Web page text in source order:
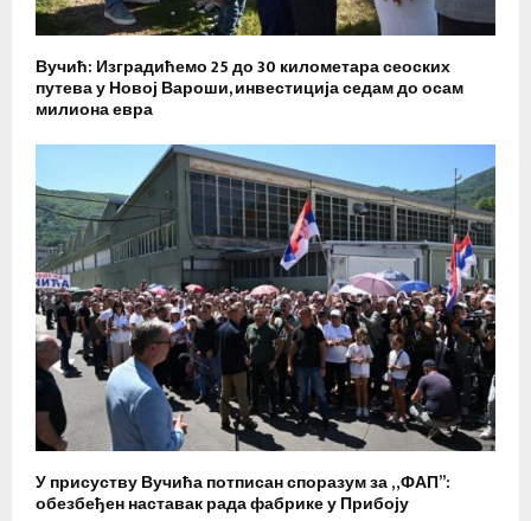
Вучић: Изградићемо 25 до 30 километара сеоских
путева у Новој Вароши, инвестиција седам до осам
милиона евра
У присуству Вучића потписан споразум за „ФАП”:
обезбеђен наставак рада фабрике у Прибоју